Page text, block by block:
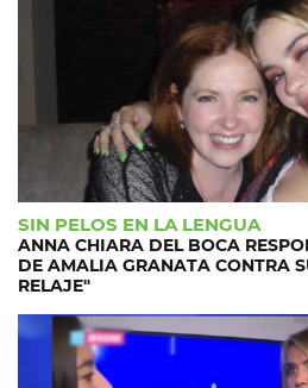
SIN PELOS EN LA LENGUA
ANNA CHIARA DEL BOCA
DE AMALIA GRANATA CONTRA
RELAJE"